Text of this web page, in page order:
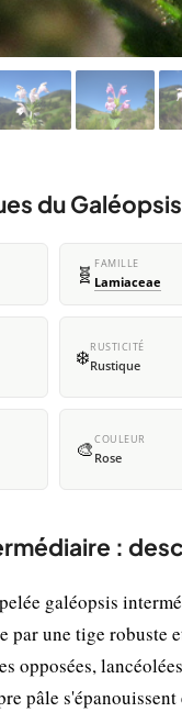
du
🧬 FAMILLE
Lamiaceae
❄️RUSTICITÉ
Rustique
🎨COULEUR
Rose
:
galéopsis
par une tige robuste
opposées,
pâle